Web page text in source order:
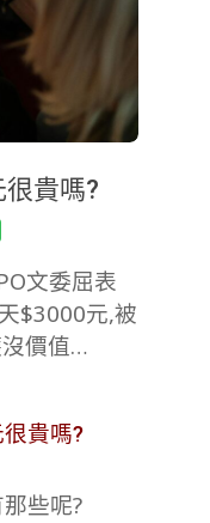
貴嗎?
文委屈表
$3000元,被
價值…
貴嗎?
些呢?